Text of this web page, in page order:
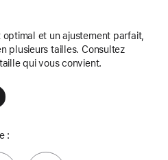
et un ajustement parfait,
plusieurs tailles. Consultez
qui vous convient.
: